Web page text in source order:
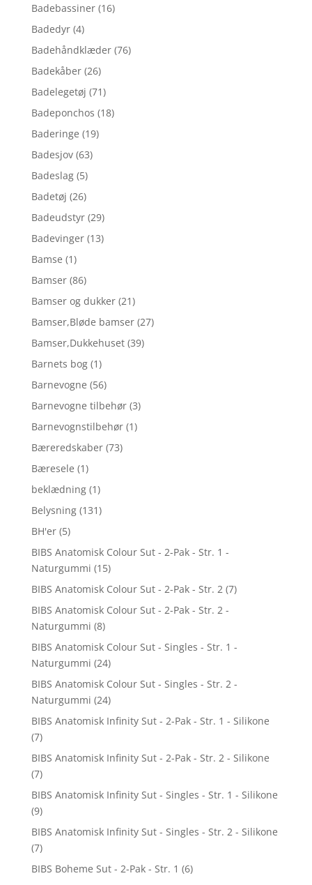
Badebassiner (16)
Badedyr (4)
Badehåndklæder (76)
Badekåber (26)
Badelegetøj (71)
Badeponchos (18)
Baderinge (19)
Badesjov (63)
Badeslag (5)
Badetøj (26)
Badeudstyr (29)
Badevinger (13)
Bamse (1)
Bamser (86)
Bamser og dukker (21)
Bamser,Bløde bamser (27)
Bamser,Dukkehuset (39)
Barnets bog (1)
Barnevogne (56)
Barnevogne tilbehør (3)
Barnevognstilbehør (1)
Bæreredskaber (73)
Bæresele (1)
beklædning (1)
Belysning (131)
BH'er (5)
BIBS Anatomisk Colour Sut - 2-Pak - Str. 1 -
Naturgummi (15)
BIBS Anatomisk Colour Sut - 2-Pak - Str. 2 (7)
BIBS Anatomisk Colour Sut - 2-Pak - Str. 2 -
Naturgummi (8)
BIBS Anatomisk Colour Sut - Singles - Str. 1 -
Naturgummi (24)
BIBS Anatomisk Colour Sut - Singles - Str. 2 -
Naturgummi (24)
BIBS Anatomisk Infinity Sut - 2-Pak - Str. 1 - Silikone
(7)
BIBS Anatomisk Infinity Sut - 2-Pak - Str. 2 - Silikone
(7)
BIBS Anatomisk Infinity Sut - Singles - Str. 1 - Silikone
(9)
BIBS Anatomisk Infinity Sut - Singles - Str. 2 - Silikone
(7)
BIBS Boheme Sut - 2-Pak - Str. 1 (6)